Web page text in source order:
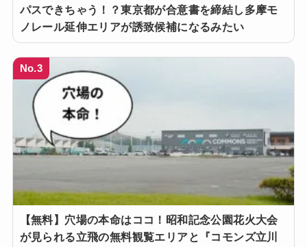
パスできちゃう！？東京都が合意書を締結し多摩モ
ノレール延伸エリアが誘致候補になるみたい
No.3
【無料】穴場の本命はココ！昭和記念公園花火大会
が見られる立飛の無料観覧エリアと『コモンズ立川